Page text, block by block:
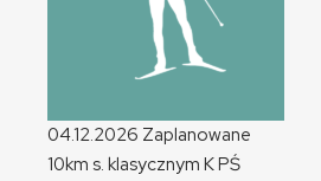
04.12.2026 Zaplanowane
10km s. klasycznym KPŚ